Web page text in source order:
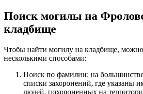
Поиск могилы на
кладбище
Чтобы найти могилу на кладбище, можно
несколькими способами:
Поиск по фамилии: на
списки захоронений, где указаны
людей, похороненных на